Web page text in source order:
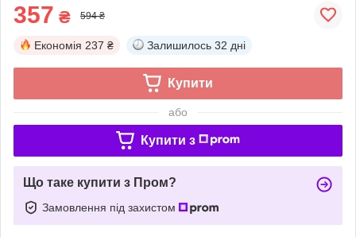
357 ₴ 594 ₴
Економія 237 ₴ Залишилось 32 дні
Купити
або
Купити з
Що таке купити з Пром?
Замовлення під захистом